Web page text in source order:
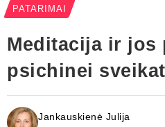
PATARIMAI
Meditacija ir jos
psichinei
Jankauskienė Julija